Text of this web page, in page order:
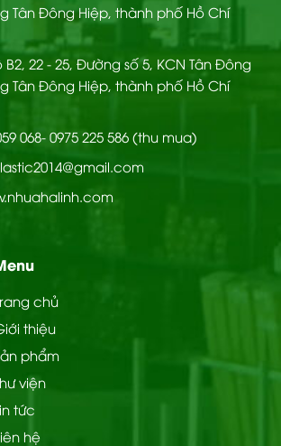
Tân Đông Hiệp, thành phố Hồ Chí
22 - 25, Đường số 5, KCN Tân Đông
Tân Đông Hiệp, thành phố Hồ Chí
068- 0975 225 586 (thu mua)
chủ
thiệu
phẩm
viện
tức
hệ